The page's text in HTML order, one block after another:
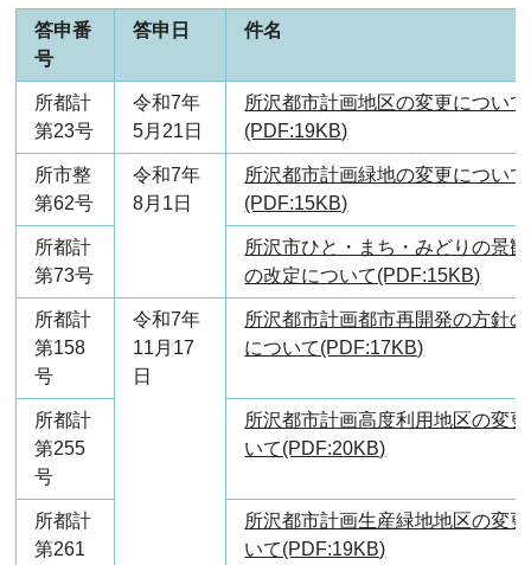
答申番
号
答申日 件名
所都計
第23号
令和7年
5月21日
所沢都市計画地区の変更について
(PDF:19KB)
所市整
第62号
令和7年
8月1日
所沢都市計画緑地の変更について
(PDF:15KB)
所都計
第73号
所沢市ひと・まち・みどりの景
の改定について(PDF:15KB)
所都計
第158
号
令和7年
11月17
日
所沢都市計画都市再開発の方針
について(PDF:17KB)
所都計
第255
号
所沢都市計画高度利用地区の変
いて(PDF:20KB)
所都計
第261
所沢都市計画生産緑地地区の変
いて(PDF:19KB)